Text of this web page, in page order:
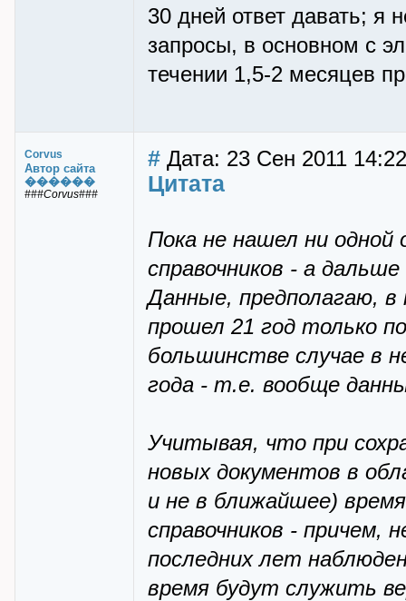
30 дней ответ давать; я
запросы, в основном с
течении 1,5-2 месяцев
Corvus
Автор сайта
������
###Corvus###
# Дата: 23 Сен 2011 14:22
Цитата
Пока не нашел ни одной
справочников - а
Данные, предполагаю,
прошел 21 год только
большинстве случае в
года - т.е. вообще
Учитывая, что при
новых документов в
и не в ближайшее)
справочников - причем,
последних лет
время будут служить